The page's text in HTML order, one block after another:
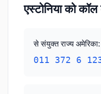
एस्टोनिया को
से संयुक्त राज्य अमेरिका:
011 372 6